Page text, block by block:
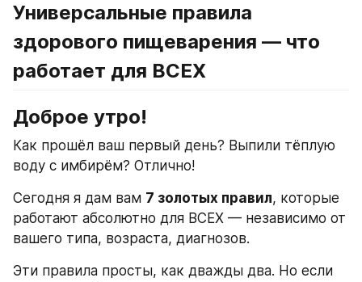
Универсальные правила
здорового пищеварения — что
работает для ВСЕХ
Доброе утро!
Как прошёл ваш первый день? Выпили тёплую
воду с имбирём? Отлично!
Сегодня я дам вам 7 золотых правил, которые
работают абсолютно для ВСЕХ — независимо от
вашего типа, возраста, диагнозов.
Эти правила просты, как дважды два. Но если